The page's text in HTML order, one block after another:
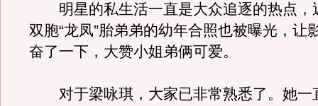
明星的私生活一直是大众追逐的热点，
双胞“龙凤”胎弟弟的幼年合照也被曝光，让
奋了一下，大赞小姐弟俩可爱。
对于梁咏琪，大家已非常熟悉了。她一